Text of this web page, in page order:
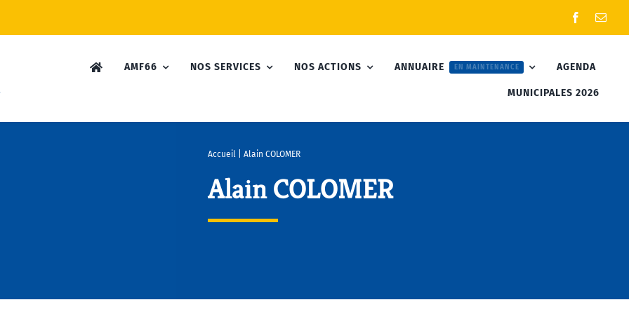
AMF66 NOS SERVICES NOS ACTIONS ANNUAIRE EN MAINTENANCE AGENDA
MUNICIPALES 2026
Accueil| Alain COLOMER
Alain COLOMER